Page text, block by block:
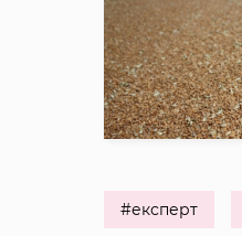
#експерт